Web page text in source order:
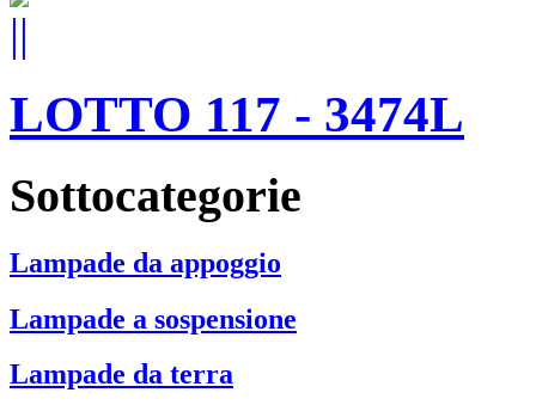
LOTTO 117 - 3474L
Sottocategorie
Lampade da appoggio
Lampade a sospensione
Lampade da terra